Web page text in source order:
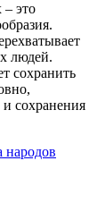
– это
людей.
сохранить
сохранения
народов